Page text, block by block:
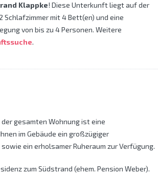
Klappke! Diese Unterkunft liegt auf der
Schlafzimmer mit 4 Bett(en) und eine
von bis zu 4 Personen. Weitere
.
gesamten Wohnung ist eine
im Gebäude ein großzügiger
ein erholsamer Ruheraum zur Verfügung.
zum Südstrand (ehem. Pension Weber).